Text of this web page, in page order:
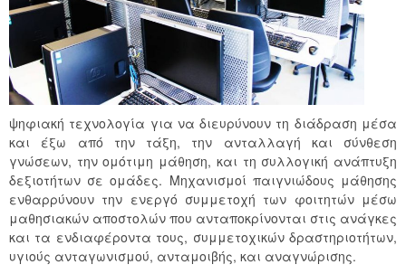
ψηφιακή τεχνολογία για να διευρύνουν τη διάδραση μέσα
και έξω από την τάξη, την ανταλλαγή και σύνθεση
γνώσεων, την ομότιμη μάθηση, και τη συλλογική ανάπτυξη
δεξιοτήτων σε ομάδες. Μηχανισμοί παιγνιώδους μάθησης
ενθαρρύνουν την ενεργό συμμετοχή των φοιτητών μέσω
μαθησιακών αποστολών που ανταποκρίνονται στις ανάγκες
και τα ενδιαφέροντα τους, συμμετοχικών δραστηριοτήτων,
υγιούς ανταγωνισμού, ανταμοιβής, και αναγνώρισης.